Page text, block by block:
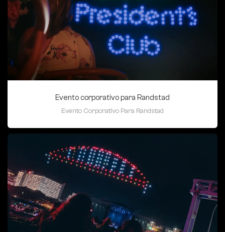
Evento corporativo para Randstad
Evento Corporativo Para Randstad